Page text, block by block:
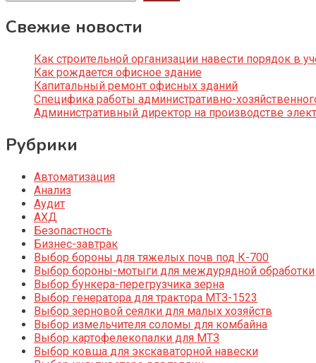
Свежие новости
Как строительной организации навести порядок в
Как рождается офисное здание
Капитальный ремонт офисных зданий
Специфика работы административно-
Административный директор на производстве
Рубрики
Автоматизация
Анализ
Аудит
АХД
Безопастность
Бизнес-завтрак
Выбор бороны для тяжелых почв под К-700
Выбор бороны-мотыги для междурядной обработки
Выбор бункера-перегрузчика зерна
Выбор генератора для трактора МТЗ-1523
Выбор зерновой сеялки для малых хозяйств
Выбор измельчителя соломы для комбайна
Выбор картофелекопалки для МТЗ
Выбор ковша для экскаваторной навески